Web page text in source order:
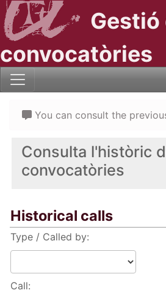
Gestió
convocatòries
Consulta l'històric
convocatòries
Historical calls
Type / Called by:
Call:
You can consult the